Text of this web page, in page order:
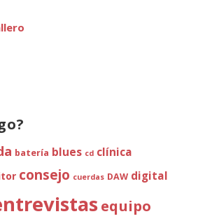
batería blues cd clínica
consejo cuerdas DAW digital
equipo